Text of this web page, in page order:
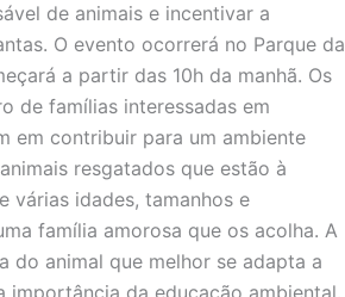
de animais e incentivar a
O evento ocorrerá no Parque da
a partir das 10h da manhã. Os
de famílias interessadas em
em contribuir para um ambiente
resgatados que estão à
várias idades, tamanhos e
família amorosa que os acolha. A
do animal que melhor se adapta a